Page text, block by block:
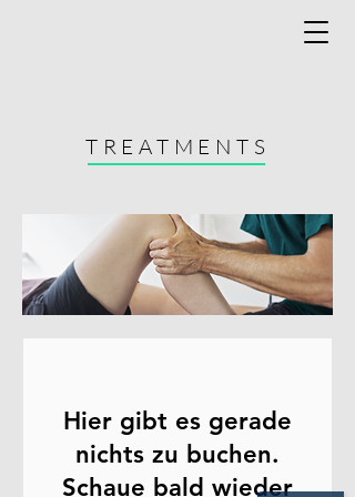
TREATMENTS
Hier gibt es gerade
nichts zu buchen.
Schaue bald wieder